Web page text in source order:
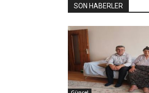
SON HABERLER